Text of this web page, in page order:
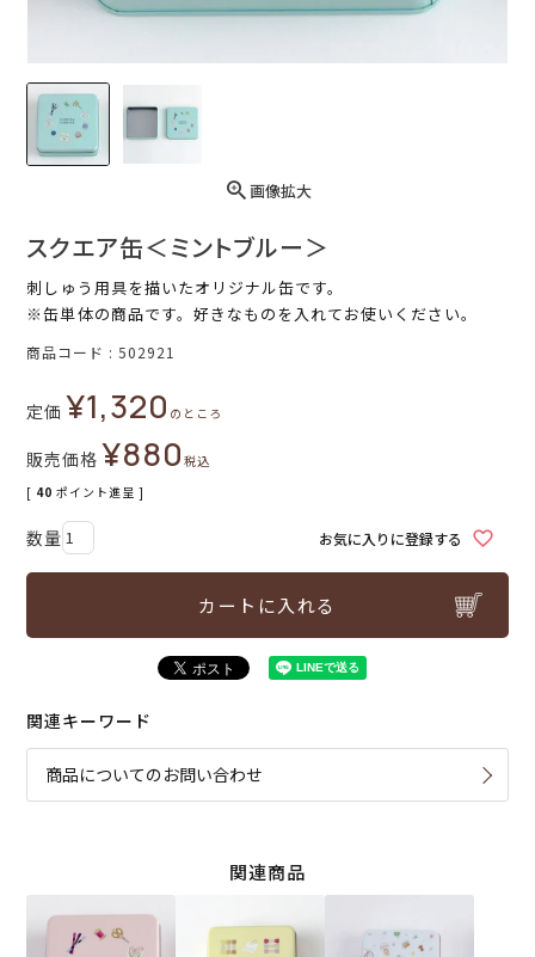
画像拡大
スクエア缶＜ミントブルー＞
刺しゅう用具を描いたオリジナル缶です。
※缶単体の商品です。好きなものを入れてお使いください。
商品コード 502921
定価 ¥1,320 のところ
販売価格 ¥880税込
[ 40 ポイント進呈 ]
お気に入りに登録する
カートに入れる
関連キーワード
商品についてのお問い合わせ
関連商品